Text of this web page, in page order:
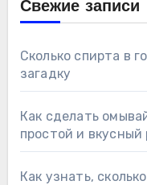
Свежие записи
Сколько спирта в
загадку
Как сделать
простой и вкусный
Как узнать,